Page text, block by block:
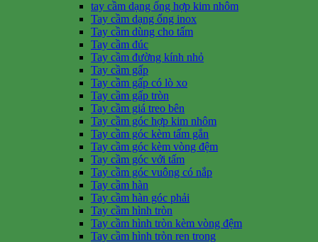
tay cầm dạng ống hợp kim nhôm
Tay cầm dạng ống inox
Tay cầm dùng cho tấm
Tay cầm đúc
Tay cầm đường kính nhỏ
Tay cầm gấp
Tay cầm gấp có lò xo
Tay cầm gấp tròn
Tay cầm giá treo bên
Tay cầm góc hợp kim nhôm
Tay cầm góc kèm tấm gắn
Tay cầm góc kèm vòng đệm
Tay cầm góc với tấm
Tay cầm góc vuông có nắp
Tay cầm hàn
Tay cầm hàn góc phải
Tay cầm hình tròn
Tay cầm hình tròn kèm vòng đệm
Tay cầm hình tròn ren trong